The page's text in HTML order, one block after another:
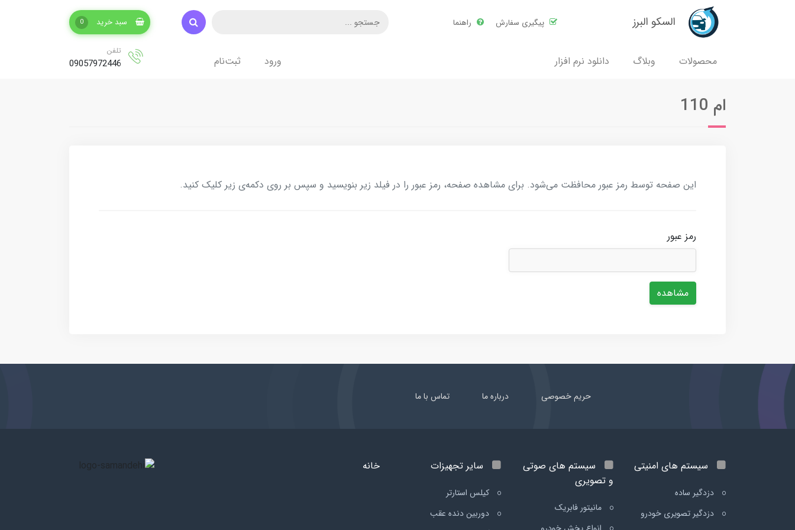
السکو البرز پیگیری سفارش راهنما سبد خرید 0
محصولات وبلاگ دانلود نرم افزار ورود ثبت‌نام
تلفن
09057972446
ام 110
این صفحه توسط رمز عبور محافظت می‌شود. برای مشاهده صفحه، رمز عبور را در فیلد زیر بنویسید و سپس بر روی دکمه‌ی زیر کلیک کنید.
رمز عبور
مشاهده
حریم خصوصی درباره ما تماس با ما
سیستم های امنیتی
دزدگیر ساده
دزدگیر تصویری خودرو
سیستم های صوتی
و تصویری
مانیتور فابریک
سایر تجهیزات
کیلس استارتر
دوربین دنده عقب
خانه